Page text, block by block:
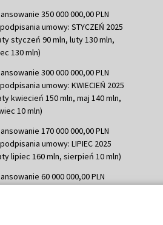
350 000 000,00 PLN
umowy: STYCZEŃ 2025
styczeń 90 mln, luty 130 mln,
130 mln)
300 000 000,00 PLN
umowy: KWIECIEŃ 2025
kwiecień 150 mln, maj 140 mln,
10 mln)
170 000 000,00 PLN
umowy: LIPIEC 2025
lipiec 160 mln, sierpień 10 mln)
60 000 000,00 PLN